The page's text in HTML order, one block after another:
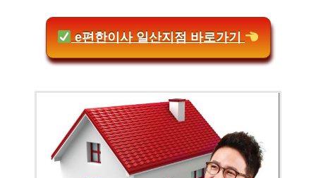
e편한이사 일산지점 바로가기